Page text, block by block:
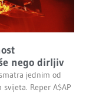
nego dirljiv
jednim od
Reper A$AP